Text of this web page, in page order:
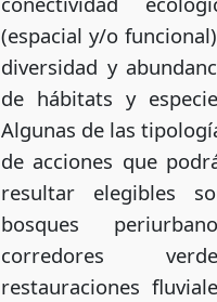
(espacial y/o
diversidad y
de hábitats y
Algunas de las
de acciones que
resultar elegibles
bosques
corredores
restauraciones